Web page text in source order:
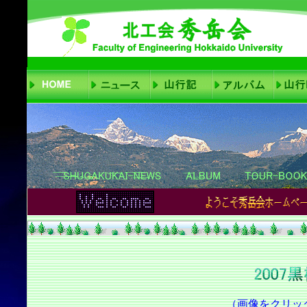
（画像をクリッ